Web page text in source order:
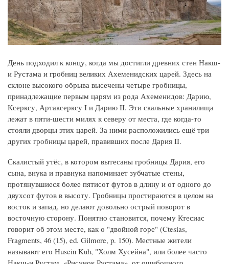
День подходил к концу, когда мы достигли древних стен Накш-
и Рустама и гробниц великих Ахеменидских царей. Здесь на
склоне высокого обрыва высечены четыре гробницы,
принадлежащие первым царям из рода Ахеменидов: Дарию,
Ксерксу, Артаксерксу I и Дарию II. Эти скальные хранилища
лежат в пяти-шести милях к северу от места, где когда-то
стояли дворцы этих царей. За ними расположились ещё три
других гробницы царей, правивших после Дария II.
Скалистый утёс, в котором вытесаны гробницы Дария, его
сына, внука и правнука напоминает зубчатые стены,
протянувшиеся более пятисот футов в длину и от одного до
двухсот футов в высоту. Гробницы простираются в целом на
восток и запад, но делают довольно острый поворот в
восточную сторону. Понятно становится, почему Ктесиас
говорит об этом месте, как о "двойной горе" (Ctesias,
Fragments, 46 (15), ed. Gilmore, p. 150). Местные жители
называют его Husein Kuh, "Холм Хусейна", или более часто